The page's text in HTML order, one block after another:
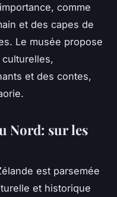
comme
et des capes de
Le musée propose
et des contes,
Nord: sur les
est parsemée
et historique